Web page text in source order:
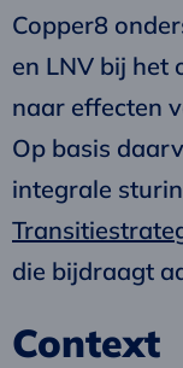
Copper8
en LNV bij het
naar effecten
Op basis
integrale
die bijdraagt
Context